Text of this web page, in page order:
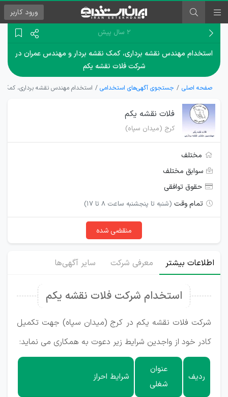
ورود کاربر
۲ سال پیش
استخدام مهندس نقشه برداری، کمک نقشه بردار و مهندس عمران در
شرکت فلات نقشه یکم
صفحه اصلی جستجوی آگهی‌های استخدامی استخدام مهندس نقشه برداری،
فلات نقشه یکم
کرج (میدان سپاه)
مختلف
سوابق مختلف
حقوق توافقی
تمام وقت (شنبه تا پنجشنبه ساعت 8 تا 17)
منقضی شده
اطلاعات بیشتر معرفی شرکت سایر آگهی‌ها
استخدام شرکت فلات نقشه یکم
شرکت فلات نقشه یکم در کرج (میدان سپاه) جهت تکمیل
کادر خود از واجدین شرایط زیر دعوت به همکاری می نماید:
ردیف
عنوان
شغلی
شرایط احراز